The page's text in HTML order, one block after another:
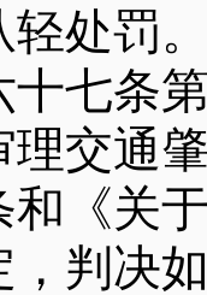
轻处罚
十七条
理交通
和《关
，判决